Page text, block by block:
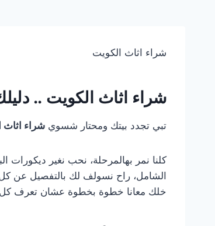
شراء اثاث الكويت
شراء اثاث الكويت ..
تبي تجدد بيتك ومحتار شسوي شراء اثاث
كلنا نمر بهالمرحلة، نحب نغير
الشامل، راح نسولف لك بالتفصيل عن
خلك معانا خطوة بخطوة عشان تعرف كل